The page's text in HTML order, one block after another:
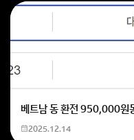
조합이 왜 '꾸안꾸'
다. 또한, 이러한
용될 수 있는지 궁금
서현의 청청 패션과
스러워요
다!
회원가입 혹은 광고
베트남 동 환전 950,000원
2025.12.14